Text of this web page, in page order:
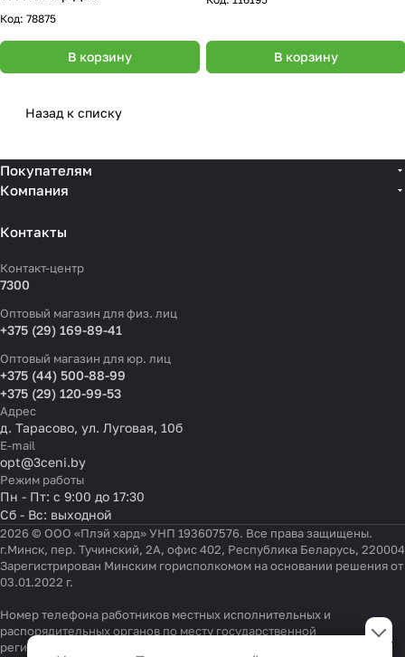
Код: 78875
В корзину В корзину
Назад к списку
Покупателям
Компания
Контакты
Контакт-центр
7300
Оптовый магазин для физ. лиц
+375 (29) 169-89-41
Оптовый магазин для юр. лиц
+375 (44) 500-88-99
+375 (29) 120-99-53
Адрес
д. Тарасово, ул. Луговая, 10б
E-mail
opt@3ceni.by
Режим работы
Пн - Пт: с 9:00 до 17:30
Сб - Вс: выходной
2026 © ООО «Плэй хард» УНП 193607576. Все права защищены.
г.Минск, пер. Тучинский, 2А, офис 402, Республика Беларусь, 220004
Зарегистрирован Минским горисполкомом на основании решения от
03.01.2022 г.
Номер телефона работников местных исполнительных и
распорядительных органов по месту государственной
регистрации ООО «Плэй хард», уполномоченных рассматривать
Настройки файлов cookie
Функциональные